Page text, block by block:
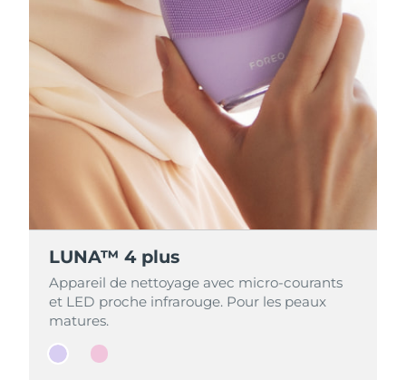
LUNA™ 4 plus
Appareil de nettoyage avec micro-courants
et LED proche infrarouge. Pour les peaux
matures.
LUNA™ 4 plus
Appareil de nettoyage avec micro-courants
et LED proche infrarouge. Pour les peaux
matures.